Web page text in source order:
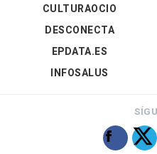
CULTURAOCIO
DESCONECTA
EPDATA.ES
INFOSALUS